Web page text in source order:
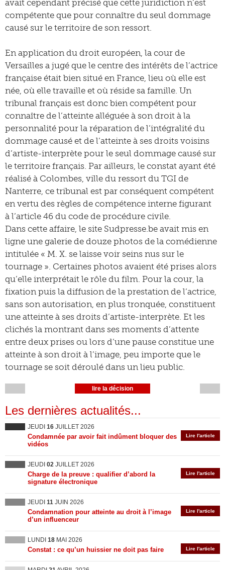
avait cependant précisé que cette juridiction n’est
compétente que pour connaître du seul dommage
causé sur le territoire de son ressort.
En application du droit européen, la cour de
Versailles a jugé que le centre des intérêts de l’actrice
française était bien situé en France, lieu où elle est
née, où elle travaille et où réside sa famille. Un
tribunal français est donc bien compétent pour
connaître de l’atteinte alléguée à son droit à la
personnalité pour la réparation de l’intégralité du
dommage causé et de l’atteinte à ses droits voisins
d’artiste-interprète pour le seul dommage causé sur
le territoire français. Par ailleurs, le constat ayant été
réalisé à Colombes, ville du ressort du TGI de
Nanterre, ce tribunal est par conséquent compétent
en vertu des règles de compétence interne figurant
à l’article 46 du code de procédure civile.
Dans cette affaire, le site Sudpresse.be avait mis en
ligne une galerie de douze photos de la comédienne
intitulée « M. X. se laisse voir seins nus sur le
tournage ». Certaines photos avaient été prises alors
qu’elle interprétait le rôle du film. Pour la cour, la
fixation puis la diffusion de la prestation de l’actrice,
sans son autorisation, en plus tronquée, constituent
une atteinte à ses droits d’artiste-interprète. Et les
clichés la montrant dans ses moments d’attente
entre deux prises ou lors d’une pause constitue une
atteinte à son droit à l’image, peu importe que le
tournage se soit déroulé dans un lieu public.
lire la décision
Les dernières actualités...
JEUDI 16 JUILLET 2026
Lire l'article
Condamnée par avoir fait indûment bloquer des
vidéos
JEUDI 02 JUILLET 2026
Lire l'article
Charge de la preuve : qualifier d’abord la
signature électronique
JEUDI 11 JUIN 2026
Lire l'article
Condamnation pour atteinte au droit à l’image
d’un influenceur
LUNDI 18 MAI 2026
Lire l'article
Constat : ce qu’un huissier ne doit pas faire